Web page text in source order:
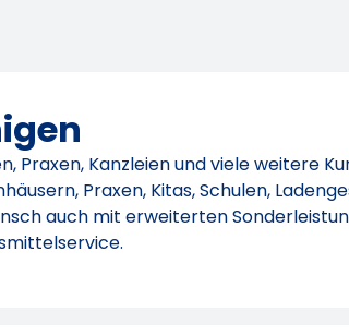
Kanzleien und viele weitere
Praxen, Kitas, Schulen,
auch mit erweiterten